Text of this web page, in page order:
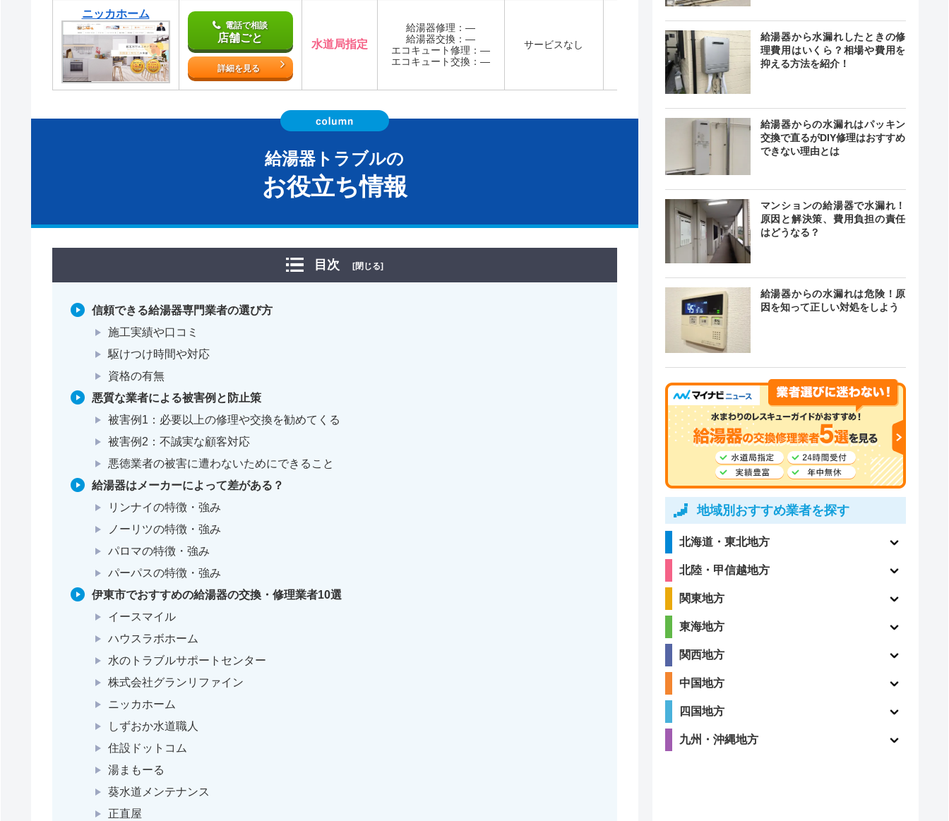
ニッカホーム
電話で相談
店舗ごと
詳細を見る
水道局指定
給湯器修理：―
給湯器交換：―
エコキュート修理：―
エコキュート交換：―
サービスなし
※店舗ごと
記載なし
給湯器トラブルの
お役立ち情報
目次 [閉じる]
信頼できる給湯器専門業者の選び方
施工実績や口コミ
駆けつけ時間や対応
資格の有無
悪質な業者による被害例と防止策
被害例1：必要以上の修理や交換を勧めてくる
被害例2：不誠実な顧客対応
悪徳業者の被害に遭わないためにできること
給湯器はメーカーによって差がある？
リンナイの特徴・強み
ノーリツの特徴・強み
パロマの特徴・強み
パーパスの特徴・強み
伊東市でおすすめの給湯器の交換・修理業者10選
イースマイル
ハウスラボホーム
水のトラブルサポートセンター
株式会社グランリファイン
ニッカホーム
しずおか水道職人
住設ドットコム
湯まもーる
葵水道メンテナンス
正直屋
給湯器から水漏れしたときの修
理費用はいくら？相場や費用を
抑える方法を紹介！
給湯器からの水漏れはパッキン
交換で直るがDIY修理はおすすめ
できない理由とは
マンションの給湯器で水漏れ！
原因と解決策、費用負担の責任
はどうなる？
給湯器からの水漏れは危険！原
因を知って正しい対処をしよう
地域別おすすめ業者を探す
北海道・東北地方
北陸・甲信越地方
関東地方
東海地方
関西地方
中国地方
四国地方
九州・沖縄地方